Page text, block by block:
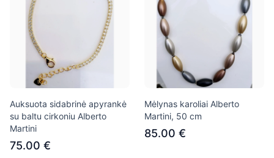
Auksuota sidabrinė apyrankė
su baltu cirkoniu Alberto
Martini
75.00 €
Mėlynas karoliai Alberto
Martini, 50 cm
85.00 €